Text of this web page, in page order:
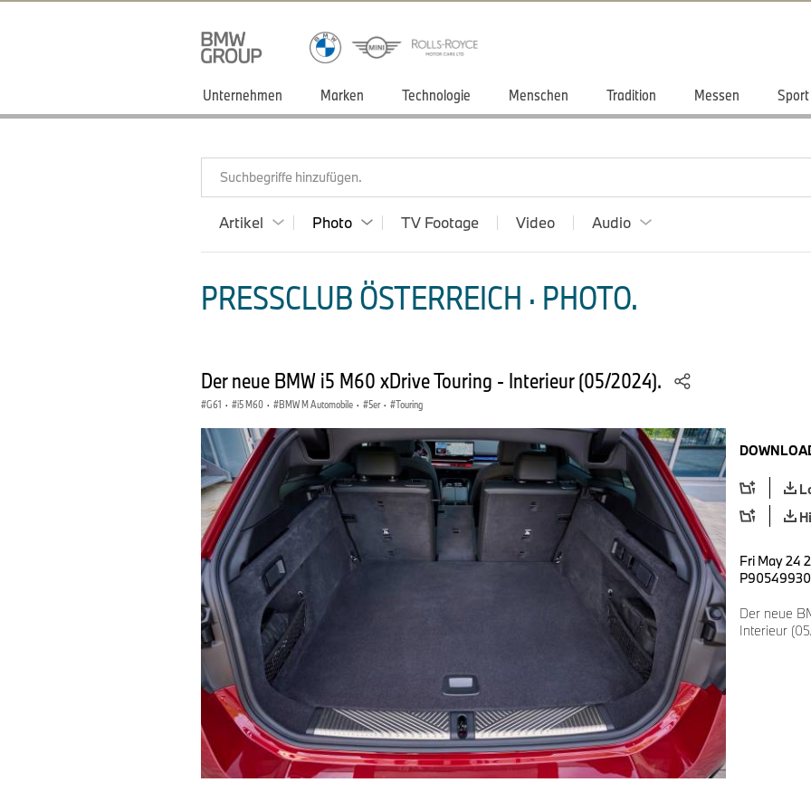
Unternehmen Marken Technologie Menschen Tradition Messen Sport
Suchbegriffe hinzufügen.
Artikel Photo TV Footage Video Audio
PRESSCLUB ÖSTERREICH · PHOTO.
Der neue BMW i5 M60 xDrive Touring - Interieur (05/2024).
G61 · i5 M60 · BMW M Automobile · 5er · Touring
Fri May 24
P90549930
Der neue
Interieur